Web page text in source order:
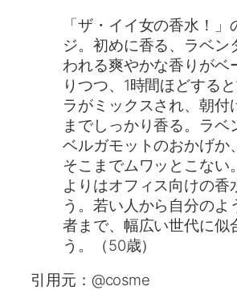
「ザ・イイ女の香水！」
ジ。初めに香る、ラベン
われる爽やかな香りがベ
りつつ、1時間ほどする
ラがミックスされ、朝付
までしっかり香る。ラベ
ベルガモットのおかげか
そこまでムワッとこない
よりはオフィス向けの香
う。若い人から自分のよ
者まで、幅広い世代に似
う。（50歳）
引用元：@cosme